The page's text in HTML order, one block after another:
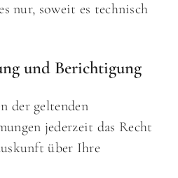
nur, soweit es technisch
und Berichtigung
der geltenden
jederzeit das Recht
über Ihre